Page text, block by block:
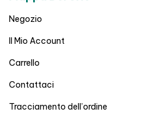
Negozio
Il Mio Account
Carrello
Contattaci
Tracciamento dell’ordine